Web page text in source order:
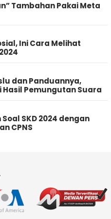
Tambahan Pakai Meta
Ini Cara Melihat
dan Panduannya,
Pemungutan Suara
SKD 2024 dengan
CPNS